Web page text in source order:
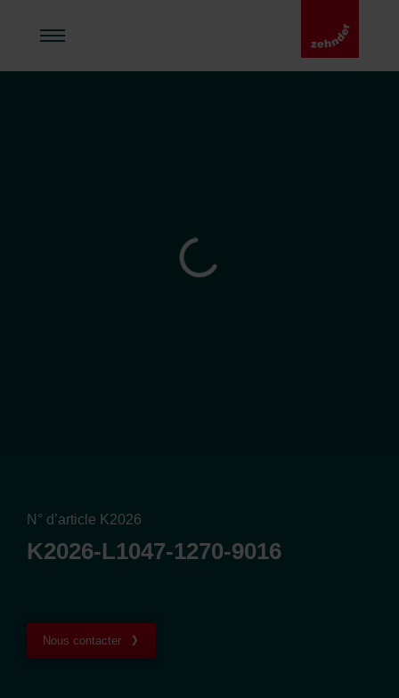
N° d’article K2026
K2026-L1047-1270-9016
Nous contacter